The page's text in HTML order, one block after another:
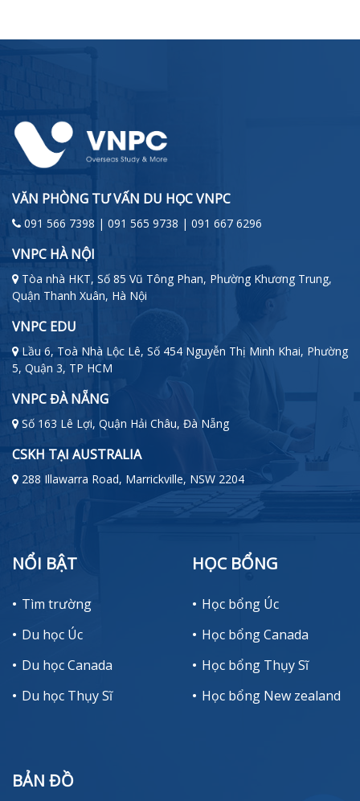
VĂN PHÒNG TƯ VẤN DU HỌC VNPC
091 566 7398 | 091 565 9738 | 091 667 6296
VNPC HÀ NỘI
Tòa nhà HKT, Số 85 Vũ Tông Phan, Phường Khương Trung,
Quận Thanh Xuân, Hà Nội
VNPC EDU
Lầu 6, Toà Nhà Lộc Lê, Số 454 Nguyễn Thị Minh Khai, Phường
5, Quận 3, TP HCM
VNPC ĐÀ NẴNG
Số 163 Lê Lợi, Quận Hải Châu, Đà Nẵng
CSKH TẠI AUSTRALIA
288 Illawarra Road, Marrickville, NSW 2204
NỔI BẬT
Tìm trường
Du học Úc
Du học Canada
Du học Thụy Sĩ
HỌC BỔNG
Học bổng Úc
Học bổng Canada
Học bổng Thụy Sĩ
Học bổng New zealand
BẢN ĐỒ